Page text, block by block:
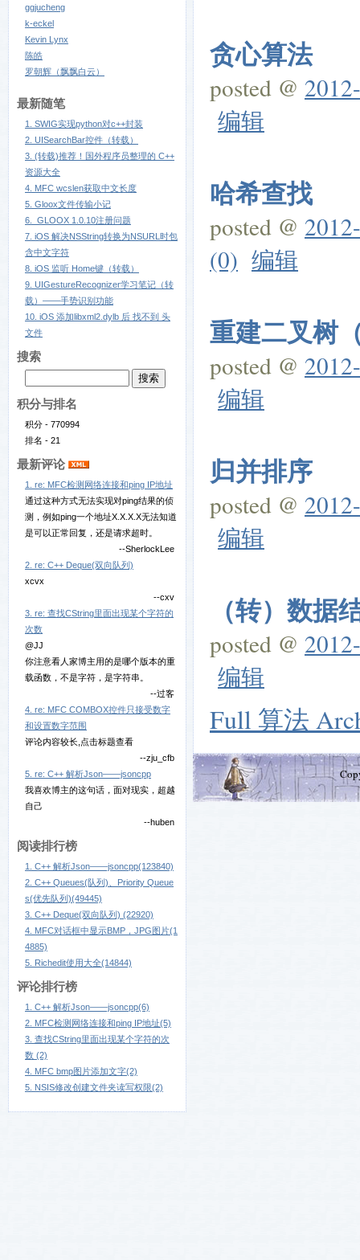
ggjucheng
k-eckel
Kevin Lynx
陈皓
罗朝辉（飘飘白云）
最新随笔
1. SWIG实现python对c++封装
2. UISearchBar控件（转载）
3. (转载)推荐！国外程序员整理的 C++
资源大全
4. MFC wcslen获取中文长度
5. Gloox文件传输小记
6. GLOOX 1.0.10注册问题
7. iOS 解决NSString转换为NSURL时包
含中文字符
8. iOS 监听 Home键（转载）
9. UIGestureRecognizer学习笔记（转
载）——手势识别功能
10. iOS 添加libxml2.dylb 后 找不到 头
文件
搜索
积分与排名
积分 - 770994
排名 - 21
最新评论
1. re: MFC检测网络连接和ping IP地址
通过这种方式无法实现对ping结果的侦
测，例如ping一个地址X.X.X.X无法知道
是可以正常回复，还是请求超时。
--SherlockLee
2. re: C++ Deque(双向队列)
xcvx
--cxv
3. re: 查找CString里面出现某个字符的
次数
@JJ
你注意看人家博主用的是哪个版本的重
载函数，不是字符，是字符串。
--过客
4. re: MFC COMBOX控件只接受数字
和设置数字范围
评论内容较长,点击标题查看
--zju_cfb
5. re: C++ 解析Json——jsoncpp
我喜欢博主的这句话，面对现实，超越
自己
--huben
阅读排行榜
1. C++ 解析Json——jsoncpp(123840)
2. C++ Queues(队列)、Priority Queue
s(优先队列)(49445)
3. C++ Deque(双向队列) (22920)
4. MFC对话框中显示BMP，JPG图片(1
4885)
5. Richedit使用大全(14844)
评论排行榜
1. C++ 解析Json——jsoncpp(6)
2. MFC检测网络连接和ping IP地址(5)
3. 查找CString里面出现某个字符的次
数 (2)
4. MFC bmp图片添加文字(2)
5. NSIS修改创建文件夹读写权限(2)
贪心算法
posted @
编辑
哈希查找
posted @
(0) 编辑
重建二叉树
posted @
编辑
归并排序
posted @
编辑
（转）数据
posted @
编辑
Full 算法